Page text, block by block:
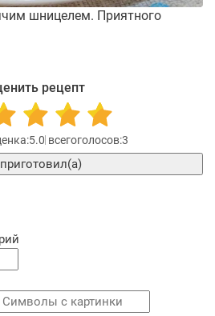
шницелем. Приятного
рецепт
5.0 3
Я приготовил(а)